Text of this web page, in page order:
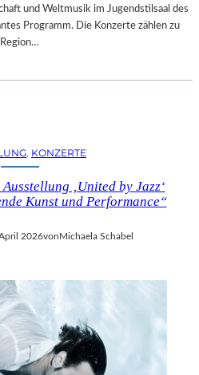
und Weltmusik im Jugendstilsaal des
Programm. Die Konzerte zählen zu
, KONZERTE
‚United by Jazz‘
Kunst und Performance“
2026von Michaela Schabel